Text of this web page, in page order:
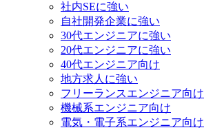
社内SEに強い
自社開発企業に強い
30代エンジニアに強い
20代エンジニアに強い
40代エンジニア向け
地方求人に強い
フリーランスエンジニア向け
機械系エンジニア向け
電気・電子系エンジニア向け